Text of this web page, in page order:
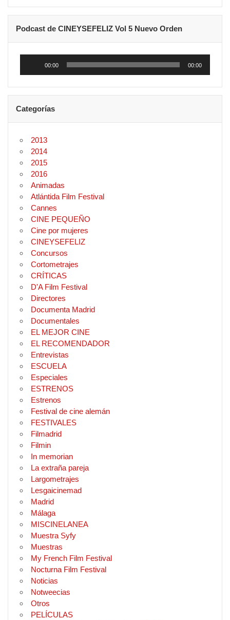
Podcast de CINEYSEFELIZ Vol 5 Nuevo Orden
audio
00:00 00:00
Categorías
2013
2014
2015
2016
Animadas
Atlántida Film Festival
Cannes
CINE PEQUEÑO
Cine por mujeres
CINEYSEFELIZ
Concursos
Cortometrajes
CRÍTICAS
D'A Film Festival
Directores
Documenta Madrid
Documentales
EL MEJOR CINE
EL RECOMENDADOR
Entrevistas
ESCUELA
Especiales
ESTRENOS
Estrenos
Festival de cine alemán
FESTIVALES
Filmadrid
Filmin
In memorian
La extraña pareja
Largometrajes
Lesgaicinemad
Madrid
Málaga
MISCINELANEA
Muestra Syfy
Muestras
My French Film Festival
Nocturna Film Festival
Noticias
Notweecias
Otros
PELÍCULAS